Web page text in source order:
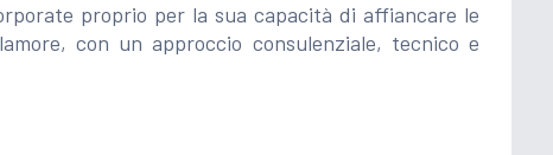
proprio per la sua capacità di affiancare le
con un approccio consulenziale, tecnico e